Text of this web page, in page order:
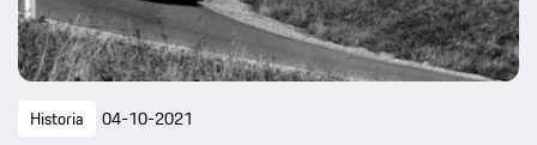
Historia 04-10-2021